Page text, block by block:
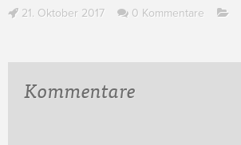
21. Oktober 2017 0 Kommentare
Kommentare